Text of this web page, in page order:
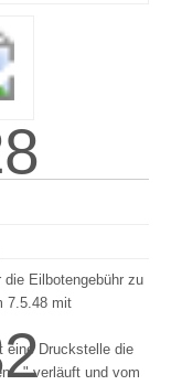
Eilbotengebühr zu
7.5.48 mit
eine Druckstelle die
verläuft und vom